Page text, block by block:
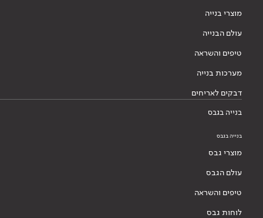
מוצרי בנייה
עולם הבנייה
טיפים והשראה
מערכות בנייה
דבקים לאריחים
בנייה בגבס
בנייה בגבס
מוצרי גבס
עולם הגבס
טיפים והשראה
לוחות גבס